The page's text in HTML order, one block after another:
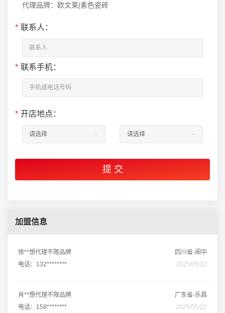
代理品牌：欧文莱|素色瓷砖
* 联系人：
* 联系手机：
* 开店地点：
加盟信息
徐**想代理不限品牌
四川省-阆中
电话：132********
2025/05/22
肖**想代理不限品牌
广东省-乐昌
电话：158********
2025/05/22